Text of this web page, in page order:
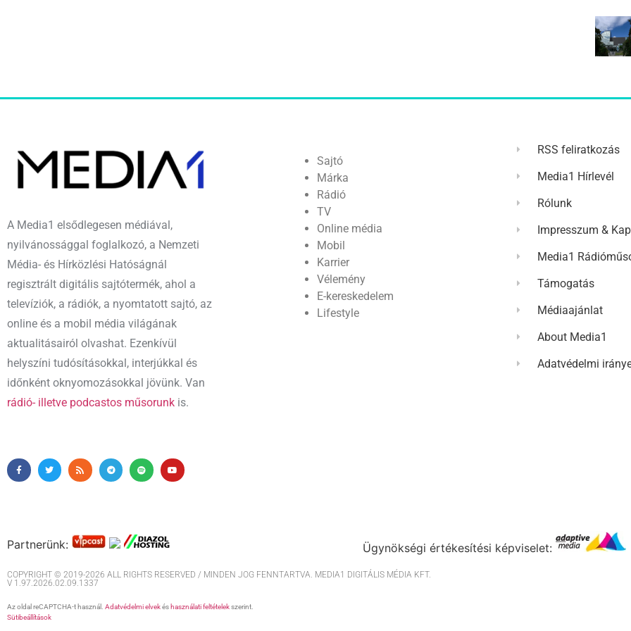
A Media1 elsődlegesen médiával,
nyilvánossággal foglalkozó, a Nemzeti
Média- és Hírközlési Hatóságnál
regisztrált digitális sajtótermék, ahol a
televíziók, a rádiók, a nyomtatott sajtó, az
online és a mobil média világának
aktualitásairól olvashat. Ezenkívül
helyszíni tudósításokkal, interjúkkal és
időnként oknyomozásokkal jövünk. Van
rádió- illetve podcastos műsorunk is.
Sajtó
Márka
Rádió
TV
Online média
Mobil
Karrier
Vélemény
E-kereskedelem
Lifestyle
RSS feliratkozás
Media1 Hírlevél
Rólunk
Impresszum &
Media1
Támogatás
Médiaajánlat
About Media1
Adatvédelmi
Partnerünk: Ügynökségi értékesítési képviselet:
COPYRIGHT © 2019-2026 ALL RIGHTS RESERVED / MINDEN JOG FENNTARTVA. MEDIA1 DIGITÁLIS MÉDIA KFT.
V 1.97.2026.02.09.1337
Az oldal reCAPTCHA-t használ. Adatvédelmi elvekés használati feltételekszerint.
Sütibeállítások